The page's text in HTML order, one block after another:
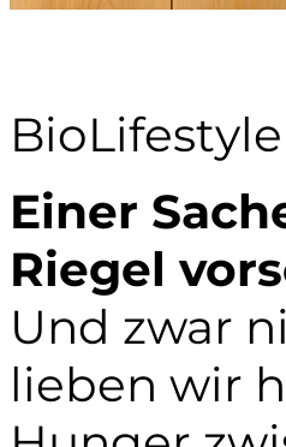
Einer
Riegel
Und zwar
lieben wir